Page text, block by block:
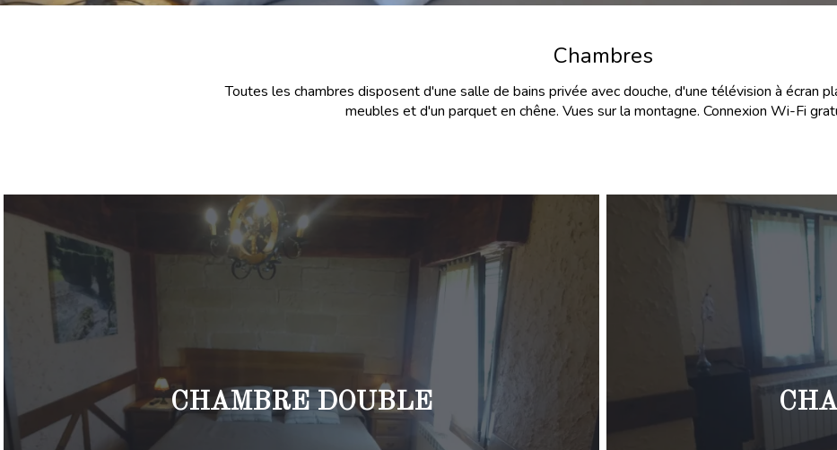
Chambres
Toutes les chambres disposent d'une salle de bains privée avec douche, d'une télévision à écran
meubles et d'un parquet en chêne. Vues sur la montagne. Connexion Wi-Fi
CHAMBRE DOUBLE